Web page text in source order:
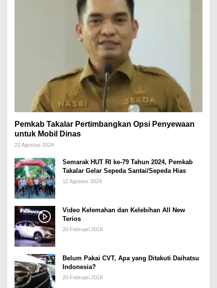
Pemkab Takalar Pertimbangkan Opsi Penyewaan
untuk Mobil Dinas
22 Agustus 2024
Semarak HUT RI ke-79 Tahun 2024, Pemkab
Takalar Gelar Sepeda Santai/Sepeda Hias
12 Agustus 2024
Video Kelemahan dan Kelebihan All New
Terios
20 Februari 2018
Belum Pakai CVT, Apa yang Ditakuti Daihatsu
Indonesia?
20 Februari 2018